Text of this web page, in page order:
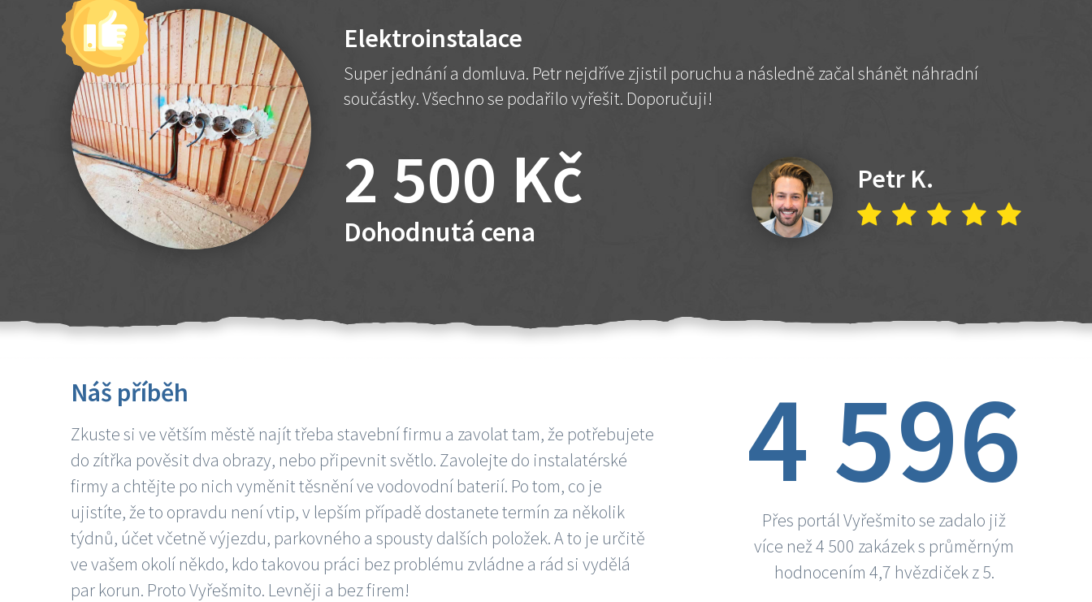
Elektroinstalace
Super jednání a domluva. Petr nejdříve zjistil poruchu a následně začal shánět náhradní
součástky. Všechno se podařilo vyřešit. Doporučuji!
2 500 Kč
Dohodnutá cena
Petr K.
Náš příběh
Zkuste si ve větším městě najít třeba stavební firmu a zavolat tam, že potřebujete
do zítřka pověsit dva obrazy, nebo připevnit světlo. Zavolejte do instalatérské
firmy a chtějte po nich vyměnit těsnění ve vodovodní baterií. Po tom, co je
ujistíte, že to opravdu není vtip, v lepším případě dostanete termín za několik
týdnů, účet včetně výjezdu, parkovného a spousty dalších položek. A to je určitě
ve vašem okolí někdo, kdo takovou práci bez problému zvládne a rád si vydělá
par korun. Proto Vyřešmito. Levněji a bez firem!
4 596
Přes portál Vyřešmito se zadalo již
více než 4 500 zakázek s průměrným
hodnocením 4,7 hvězdiček z 5.